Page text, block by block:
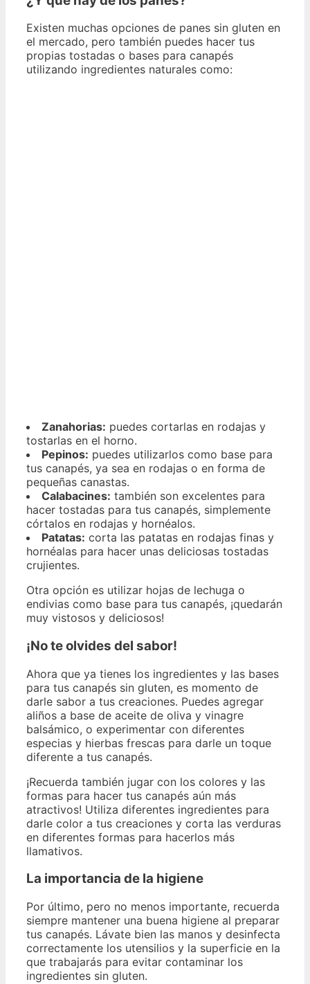
Existen muchas opciones de panes sin gluten en
el mercado, pero también puedes hacer tus
propias tostadas o bases para canapés
utilizando ingredientes naturales como:
Zanahorias: puedes cortarlas en rodajas y
tostarlas en el horno.
Pepinos: puedes utilizarlos como base para
tus canapés, ya sea en rodajas o en forma de
pequeñas canastas.
Calabacines: también son excelentes para
hacer tostadas para tus canapés, simplemente
córtalos en rodajas y hornéalos.
Patatas: corta las patatas en rodajas finas y
hornéalas para hacer unas deliciosas tostadas
crujientes.
Otra opción es utilizar hojas de lechuga o
endivias como base para tus canapés, ¡quedarán
muy vistosos y deliciosos!
¡No te olvides del sabor!
Ahora que ya tienes los ingredientes y las bases
para tus canapés sin gluten, es momento de
darle sabor a tus creaciones. Puedes agregar
aliños a base de aceite de oliva y vinagre
balsámico, o experimentar con diferentes
especias y hierbas frescas para darle un toque
diferente a tus canapés.
¡Recuerda también jugar con los colores y las
formas para hacer tus canapés aún más
atractivos! Utiliza diferentes ingredientes para
darle color a tus creaciones y corta las verduras
en diferentes formas para hacerlos más
llamativos.
La importancia de la higiene
Por último, pero no menos importante, recuerda
siempre mantener una buena higiene al preparar
tus canapés. Lávate bien las manos y desinfecta
correctamente los utensilios y la superficie en la
que trabajarás para evitar contaminar los
ingredientes sin gluten.